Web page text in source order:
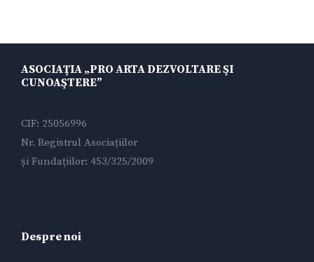
ASOCIAŢIA „PRO ARTA DEZVOLTARE ŞI
CUNOAŞTERE”
CIF: 25056996
Nr. Registrul Asociațiilor
și Fundațiilor: 453/325/2009
Despre noi